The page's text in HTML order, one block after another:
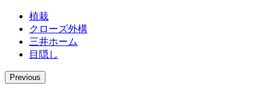
植栽
クローズ外構
三井ホーム
目隠し
Previous